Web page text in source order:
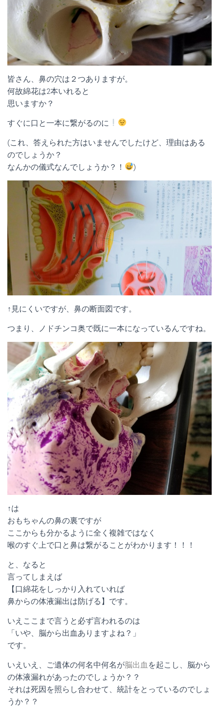
皆さん、鼻の穴は２つありますが。
何故綿花は2本いれると
思いますか？
すぐに口と一本に繋がるのに
(これ、答えられた方はいませんでしたけど、理由はある
のでしょうか？
なんかの儀式なんでしょうか？！
)
↑見にくいですが、鼻の断面図です。
つまり、ノドチンコ奥で既に一本になっているんですね。
↑は
おもちゃんの鼻の裏ですが
ここからも分かるように全く複雑ではなく
喉のすぐ上で口と鼻は繋がることがわかります！！！
と、なると
言ってしまえば
【口綿花をしっかり入れていれば
鼻からの体液漏出は防げる】です。
いえここまで言うと必ず言われるのは
「いや、脳から出血ありますよね？」
です。
いえいえ、ご遺体の何名中何名が脳出血 を起こし、脳から
の体液漏れがあったのでしょうか？？
それは死因を照らし合わせて、統計をとっているのでしょ
うか？？